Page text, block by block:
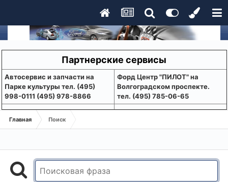
Партнерские сервисы
Aвтосервис и запчасти на
Парке культуры тел. (495)
998-0111 (495) 978-8866
Форд Центр "ПИЛОТ" на
Волгоградском проспекте.
тел. (495) 785-06-65
Главная Поиск